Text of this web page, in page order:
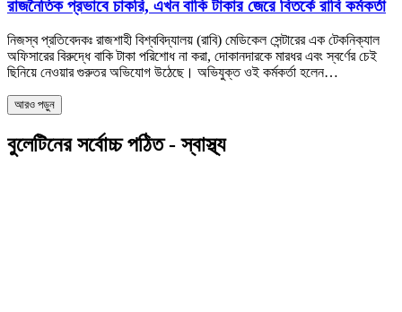
রাজনৈতিক প্রভাবে চাকরি, এখন বাকি টাকার জেরে বিতর্কে রাবি কর্মকর্তা
নিজস্ব প্রতিবেদকঃ রাজশাহী বিশ্ববিদ্যালয় (রাবি) মেডিকেল সেন্টারের এক টেকনিক্যাল
অফিসারের বিরুদ্ধে বাকি টাকা পরিশোধ না করা, দোকানদারকে মারধর এবং স্বর্ণের চেই
ছিনিয়ে নেওয়ার গুরুতর অভিযোগ উঠেছে। অভিযুক্ত ওই কর্মকর্তা হলেন…
আরও পড়ুন
বুলেটিনের সর্বোচ্চ পঠিত - স্বাস্থ্য